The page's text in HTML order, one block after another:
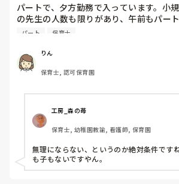
パートで、夕方勤務で入っています。小
の先生の人数も限りがあり、午前もパー
人いたのですが、辞められて配置的には
私自身、他にダブルワークもせず、午前
けで特に忙しくもないので、もともと、
園でフリーをしていたこともあり、午前
せん。
上のような状況だと、皆さんなら、午前
園長からは、この日、大丈夫とか聞かれ
ければ大丈夫だからとも言われます。正
も心配です。
パート 保育士
りん
保育士, 認可保育園
工房_森の苺
保育士, 幼稚園教諭, 看護師, 保育園
無理にならない、というのか絶対条件です
も子もないですやん。